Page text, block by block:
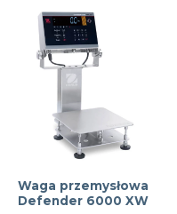
Waga przemysłowa
Defender 6000 XW